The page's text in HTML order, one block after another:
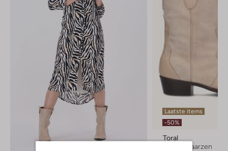
Laatste items
-50%
Toral
Cowboylaarzen